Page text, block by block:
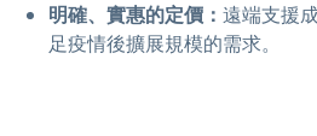
明確、實惠的定價： 遠端支援
足疫情後擴展規模的需求。